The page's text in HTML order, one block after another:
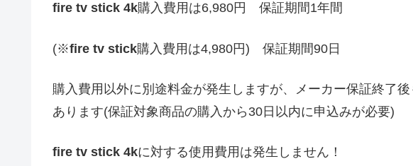
fire tv stick 4k購入費用は6,980円 保証期間1年間
(※fire tv stick購入費用は4,980円) 保証期間90日
購入費用以外に別途料金が発生しますが、メーカー保証終了
あります(保証対象商品の購入から30日以内に申込みが必要)
fire tv stick 4kに対する使用費用は発生しません！